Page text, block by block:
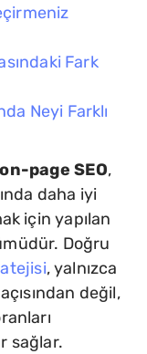
Fark
Neyi Farklı
on-page SEO,
daha iyi
için yapılan
Doğru
, yalnızca
açısından değil,
sağlar.